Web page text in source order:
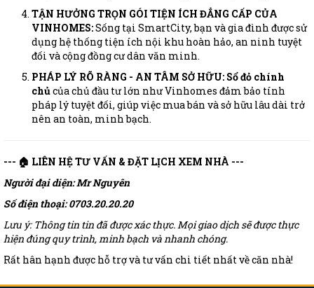
TẬN HƯỞNG TRỌN GÓI TIỆN ÍCH ĐẲNG CẤP CỦA
VINHOMES:Sống tại SmartCity, bạn và gia đình được sử
dụng hệ thống tiện ích nội khu hoàn hảo, an ninh tuyệt
đối và cộng đồng cư dân văn minh.
PHÁP LÝ RÕ RÀNG - AN TÂM SỞ HỮU: Sổ đỏ chính
chủcủa chủ đầu tư lớn như Vinhomes đảm bảo tính
pháp lý tuyệt đối, giúp việc mua bán và sở hữu lâu dài trở
nên an toàn, minh bạch.
--- 🏠 LIÊN HỆ TƯ VẤN & ĐẶT LỊCH XEM NHÀ ---
Người đại diện: Mr Nguyên
Số điện thoại: 0703.20.20.20
Lưu ý: Thông tin tin đã được xác thực. Mọi giao dịch sẽ được thực
hiện đúng quy trình, minh bạch và nhanh chóng.
Rất hân hạnh được hỗ trợ và tư vấn chi tiết nhất về căn nhà!